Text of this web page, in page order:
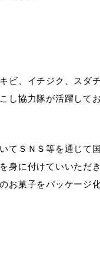
ビ、イチジク、ス
し協力隊が活躍し
てＳＮＳ等を通じ
身に付けていいた
お菓子をパッケー